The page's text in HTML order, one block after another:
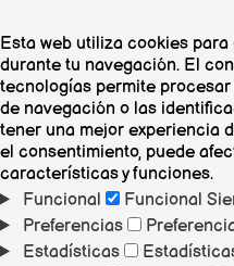
Esta web utiliza cookies
durante tu navegación. El
tecnologías permite
de navegación o las
tener una mejor experiencia
el consentimiento, puede
características y funciones.
Funcional
Funcional
Preferencias
Estadísticas